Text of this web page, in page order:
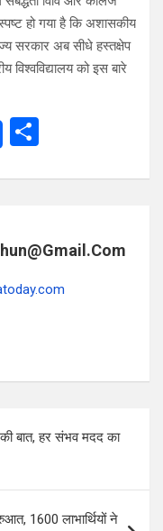
हो गया है कि अशासकीय
सरकार अब सीधे हस्तक्षेप
को इस बारे
ar
बात, हर संभव मदद का
1600 लाभार्थियों ने